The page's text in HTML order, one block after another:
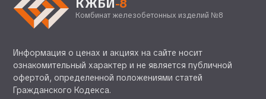
КЖБИ-8
Комбинат железобетонных изделий №8
Информация о ценах и акциях на сайте носит
ознакомительный характер и не является публичной
офертой, определенной положениями статей
Гражданского Кодекса.